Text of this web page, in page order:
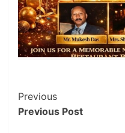
Post
Navigation
Previous
Previous Post